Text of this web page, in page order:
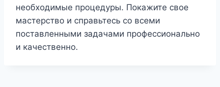
необходимые процедуры. Покажите свое
мастерство и справьтесь со всеми
поставленными задачами профессионально
и качественно.